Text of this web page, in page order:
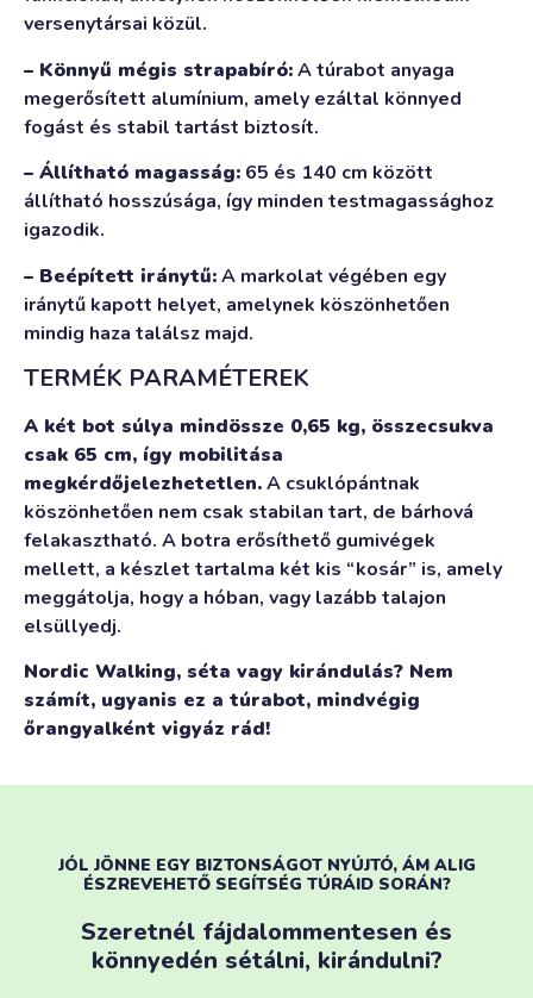
versenytársai közül.
– Könnyű mégis strapabíró:A túrabot anyaga
megerősített alumínium, amely ezáltal könnyed
fogást és stabil tartást biztosít.
– Állítható magasság: 65 és 140 cm között
állítható hosszúsága, így minden testmagassághoz
igazodik.
– Beépített iránytű:A markolat végében egy
iránytű kapott helyet, amelynek köszönhetően
mindig haza találsz majd.
TERMÉK PARAMÉTEREK
A két bot súlya mindössze 0,65 kg, összecsukva
csak 65 cm, így mobilitása
megkérdőjelezhetetlen.A csuklópántnak
köszönhetően nem csak stabilan tart, de bárhová
felakasztható. A botra erősíthető gumivégek
mellett, a készlet tartalma két kis “kosár” is, amely
meggátolja, hogy a hóban, vagy lazább talajon
elsüllyedj.
Nordic Walking, séta vagy kirándulás? Nem
számít, ugyanis ez a túrabot, mindvégig
őrangyalként vigyáz rád!
JÓL JÖNNE EGY BIZTONSÁGOT NYÚJTÓ, ÁM ALIG
ÉSZREVEHETŐ SEGÍTSÉG TÚRÁID SORÁN?
Szeretnél fájdalommentesen és
könnyedén sétálni, kirándulni?